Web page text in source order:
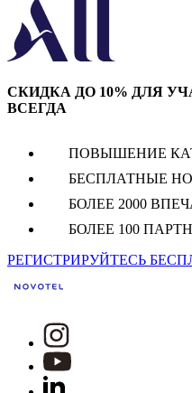
СКИДКА ДО 10% ДЛЯ
ВСЕГДА
ПОВЫШЕНИЕ
БЕСПЛАТНЫЕ
БОЛЕЕ 2000
БОЛЕЕ 100
РЕГИСТРИРУЙТЕСЬ